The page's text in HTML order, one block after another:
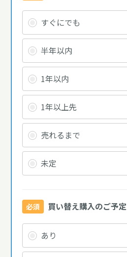
すぐにでも
半年以内
1年以内
1年以上先
売れるまで
未定
必須 買い替え購入のご予定
あり